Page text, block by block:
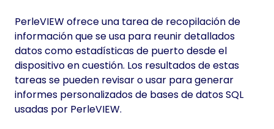
PerleVIEW ofrece una tarea de recopilación de
información que se usa para reunir detallados
datos como estadísticas de puerto desde el
dispositivo en cuestión. Los resultados de estas
tareas se pueden revisar o usar para generar
informes personalizados de bases de datos SQL
usadas por PerleVIEW.